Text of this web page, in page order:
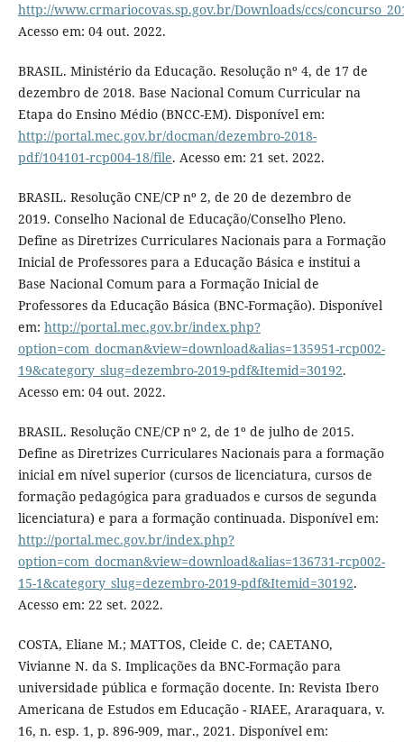
http://www.crmariocovas.sp.gov.br/Downloads/ccs/
Acesso em: 04 out. 2022.
BRASIL. Ministério da Educação. Resolução nº 4, de 17 de
dezembro de 2018. Base Nacional Comum Curricular na
Etapa do Ensino Médio (BNCC-EM). Disponível em:
http://portal.mec.gov.br/docman/dezembro-2018-
pdf/104101-rcp004-18/file. Acesso em: 21 set. 2022.
BRASIL. Resolução CNE/CP nº 2, de 20 de dezembro de
2019. Conselho Nacional de Educação/Conselho Pleno.
Define as Diretrizes Curriculares Nacionais para a Formação
Inicial de Professores para a Educação Básica e institui a
Base Nacional Comum para a Formação Inicial de
Professores da Educação Básica (BNC-Formação). Disponível
em: http://portal.mec.gov.br/index.php?
option=com_docman&view=download&alias=135951-rcp002-
19&category_slug=dezembro-2019-pdf&Itemid=30192.
Acesso em: 04 out. 2022.
BRASIL. Resolução CNE/CP nº 2, de 1º de julho de 2015.
Define as Diretrizes Curriculares Nacionais para a formação
inicial em nível superior (cursos de licenciatura, cursos de
formação pedagógica para graduados e cursos de segunda
licenciatura) e para a formação continuada. Disponível em:
http://portal.mec.gov.br/index.php?
option=com_docman&view=download&alias=136731-rcp002-
15-1&category_slug=dezembro-2019-pdf&Itemid=30192.
Acesso em: 22 set. 2022.
COSTA, Eliane M.; MATTOS, Cleide C. de; CAETANO,
Vivianne N. da S. Implicações da BNC-Formação para
universidade pública e formação docente. In: Revista Ibero
Americana de Estudos em Educação - RIAEE, Araraquara, v.
16, n. esp. 1, p. 896-909, mar., 2021. Disponível em: